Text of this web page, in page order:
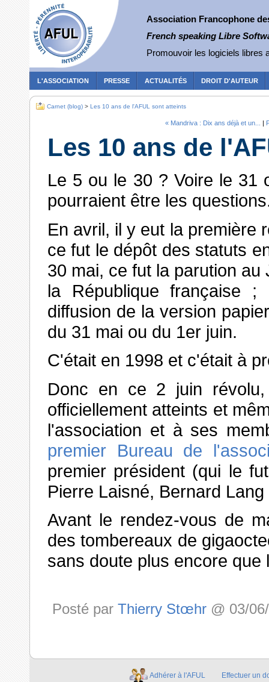
Association Francophone
French speaking Libre
Promouvoir les logiciels libres
L'ASSOCIATION PRESSE ACTUALITÉS DROIT D'AUTEUR
Carnet (blog) > Les 10 ans de l'AFUL sont atteints
« Mandriva : Dix ans déjà et un... |
Les 10 ans de
Le 5 ou le 30 ? Voire le 31
pourraient être les
En avril, il y eut la première
ce fut le dépôt des statuts
30 mai, ce fut la parution au
la République française
diffusion de la version
du 31 mai ou du 1er juin.
C'était en 1998 et c'était à
Donc en ce 2 juin
officiellement atteints et
l'association et à ses
premier Bureau de
premier président (qui le
Pierre Laisné, Bernard
Avant le rendez-vous de
des tombereaux de
sans doute plus encore
Posté par Thierry Stœhr @ 03/
Adhérer à l'AFUL Effectuer un